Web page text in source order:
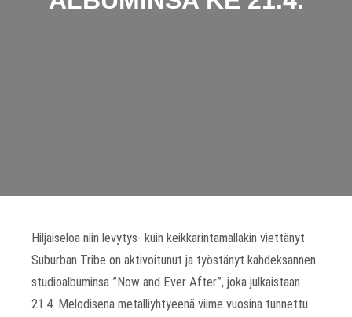
Hiljaiseloa niin levytys- kuin keikkarintamallakin viettänyt
Suburban Tribe on aktivoitunut ja työstänyt kahdeksannen
studioalbuminsa ”Now and Ever After”, joka julkaistaan
21.4. Melodisena metalliyhtyeenä viime vuosina tunnettu